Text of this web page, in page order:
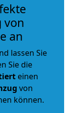
von
an
lassen Sie
Sie die
einen
von
können.